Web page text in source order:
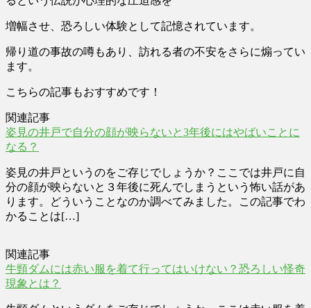
増幅させ、恐ろしい体験として記憶されています。
帰り道の事故の噂もあり、訪れる者の不安をさらに煽ってい
ます。
こちらの記事もおすすめです！
関連記事
姿見の井戸で自分の顔が映らないと3年後にはやばいことに
なる？
姿見の井戸というのをご存じでしょうか？ここでは井戸に自
分の顔が映らないと３年後に死んでしまうという怖い話があ
ります。どういうことなのか調べてみました。この記事でわ
かることは[…]
関連記事
牛頸ダムには赤い服を着て行ってはいけない？恐ろしい怪奇
現象とは？